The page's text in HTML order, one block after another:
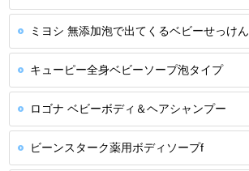
ミヨシ 無添加泡で出てくるベビーせっけん
キューピー全身ベビーソープ泡タイプ
ロゴナ ベビーボディ＆ヘアシャンプー
ビーンスターク薬用ボディソープf